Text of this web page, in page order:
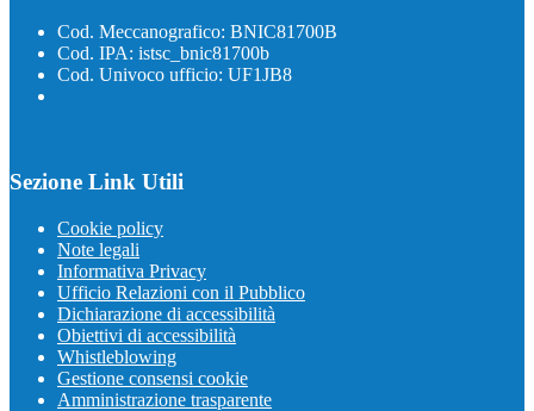
Cod. Meccanografico: BNIC81700B
Cod. IPA: istsc_bnic81700b
Cod. Univoco ufficio: UF1JB8
Sezione Link Utili
Cookie policy
Note legali
Informativa Privacy
Ufficio Relazioni con il Pubblico
Dichiarazione di accessibilità
Obiettivi di accessibilità
Whistleblowing
Gestione consensi cookie
Amministrazione trasparente